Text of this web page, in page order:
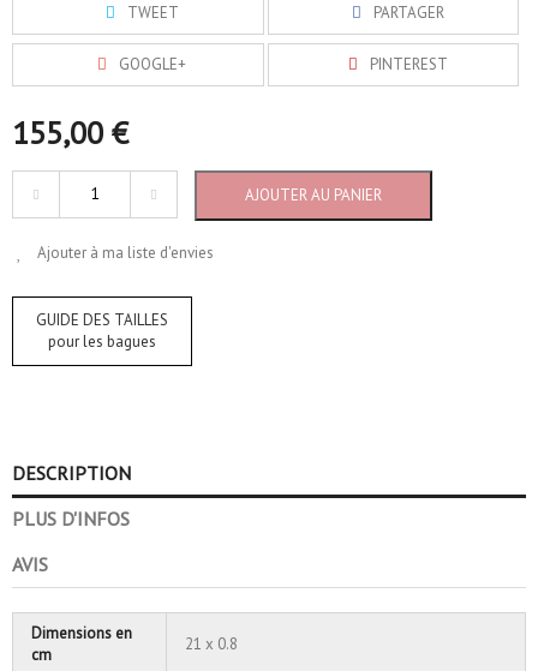
TWEET PARTAGER
GOOGLE+ PINTEREST
155,00 €
AJOUTER AU PANIER
Ajouter à ma liste d'envies
GUIDE DES TAILLES
pour les bagues
DESCRIPTION
PLUS D'INFOS
AVIS
Dimensions en
cm
21 x 0.8